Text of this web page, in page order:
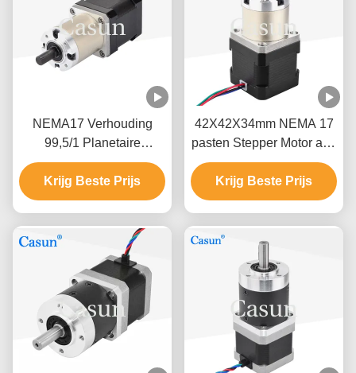
NEMA17 Verhouding
99,5/1 Planetaire
versnellingsbak
stapmotor 0,44mN.m Voor
Cnc Robot Arm
Krijg Beste Prijs
42X42X34mm NEMA 17
pasten Stepper Motor aan
12 Volt Bipolaire of
Eenpolige Versie
Krijg Beste Prijs